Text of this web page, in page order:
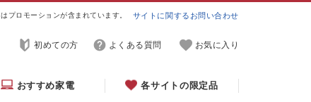
プロモーションが含まれています。 サイトに関するお問い合わせ
初めての方 よくある質問 お気に入り
おすすめ家電 各サイトの限定品